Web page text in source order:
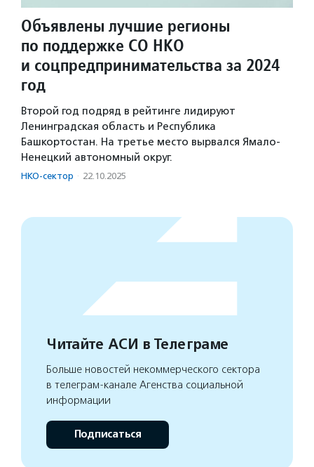
Объявлены лучшие регионы
по поддержке СО НКО
и соцпредпринимательства за 2024
год
Второй год подряд в рейтинге лидируют
Ленинградская область и Республика
Башкортостан. На третье место вырвался Ямало-
Ненецкий автономный округ.
НКО-сектор · 22.10.2025
Читайте АСИ в Телеграме
Больше новостей некоммерческого сектора
в телеграм-канале Агенства социальной
информации
Подписаться